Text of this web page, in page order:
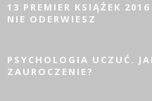
13 PREMIER KSIĄŻEK
NIE ODERWIESZ
PSYCHOLOGIA UCZUĆ.
ZAUROCZENIE?